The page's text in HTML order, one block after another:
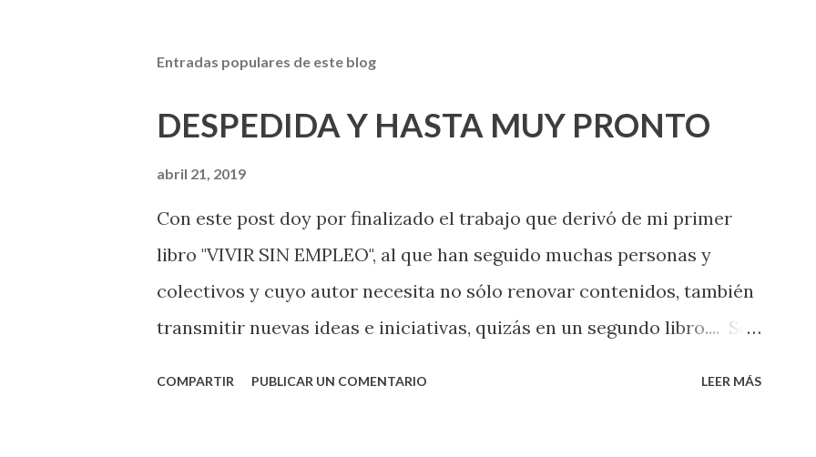
Entradas populares de este blog
DESPEDIDA Y HASTA MUY PRONTO
abril 21, 2019
Con este post doy por finalizado el trabajo que derivó de mi primer
libro "VIVIR SIN EMPLEO", al que han seguido muchas personas y
colectivos y cuyo autor necesita no sólo renovar contenidos, también
transmitir nuevas ideas e iniciativas, quizás en un segundo libro.... Son
COMPARTIR PUBLICAR UN COMENTARIO LEER MÁS